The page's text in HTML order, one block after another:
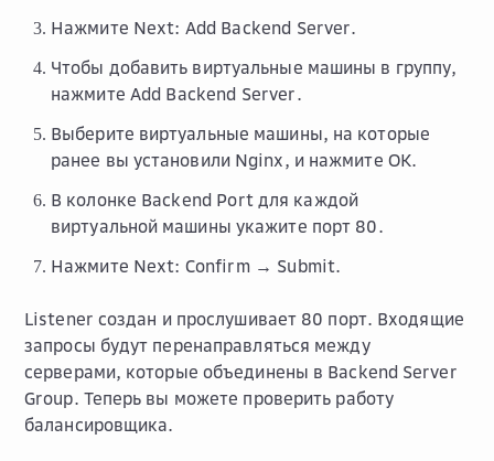
Нажмите Next: Add Backend Server.
Чтобы добавить виртуальные машины в группу,
нажмите Add Backend Server.
Выберите виртуальные машины, на которые
ранее вы установили Nginx, и нажмите OK.
В колонке Backend Portдля каждой
виртуальной машины укажите порт 80.
Нажмите Next: Confirm → Submit.
Listener создан и прослушивает 80 порт. Входящие
запросы будут перенаправляться между
серверами, которые объединены в Backend Server
Group. Теперь вы можете проверить работу
балансировщика.